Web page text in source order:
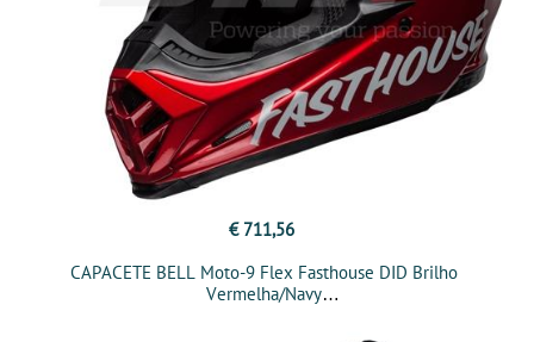
€ 711,56
CAPACETE BELL Moto-9 Flex Fasthouse DID Brilho
Vermelha/Navy